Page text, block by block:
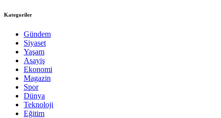
Kategoriler
Gündem
Siyaset
Yaşam
Asayiş
Ekonomi
Magazin
Spor
Dünya
Teknoloji
Eğitim